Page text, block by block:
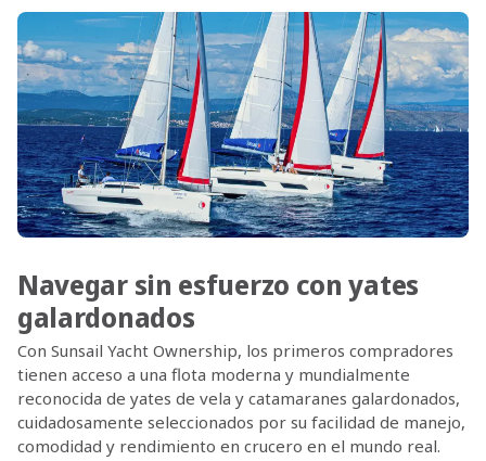
Navegar sin esfuerzo con yates
galardonados
Con Sunsail Yacht Ownership, los primeros compradores
tienen acceso a una flota moderna y mundialmente
reconocida de yates de vela y catamaranes galardonados,
cuidadosamente seleccionados por su facilidad de manejo,
comodidad y rendimiento en crucero en el mundo real.